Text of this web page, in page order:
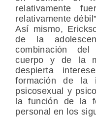
relativamente
relativamente
Así mismo,
de la
combinación
cuerpo y de la
despierta
formación de la
psicosexual y
la función de la
personal en los